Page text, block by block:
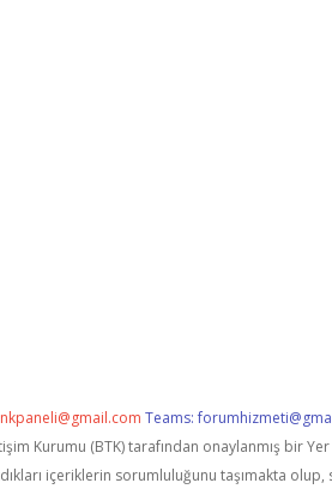
Teams:
Kurumu (BTK) tarafından onaylanmış
içeriklerin sorumluluğunu taşımakta